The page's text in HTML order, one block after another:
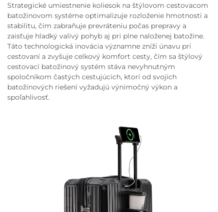
Strategické umiestnenie koliesok na štýlovom cestovacom
batožinovom systéme optimalizuje rozloženie hmotnosti a
stabilitu, čím zabraňuje prevráteniu počas prepravy a
zaisťuje hladký valivý pohyb aj pri plne naloženej batožine.
Táto technologická inovácia významne zníži únavu pri
cestovaní a zvyšuje celkový komfort cesty, čím sa štýlový
cestovací batožinový systém stáva nevyhnutným
spoločníkom častých cestujúcich, ktorí od svojich
batožinových riešení vyžadujú výnimočný výkon a
spoľahlivosť.